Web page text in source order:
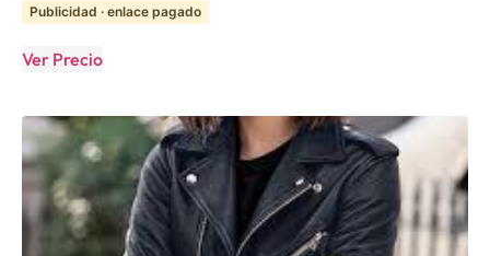
Publicidad · enlace pagado
Ver Precio